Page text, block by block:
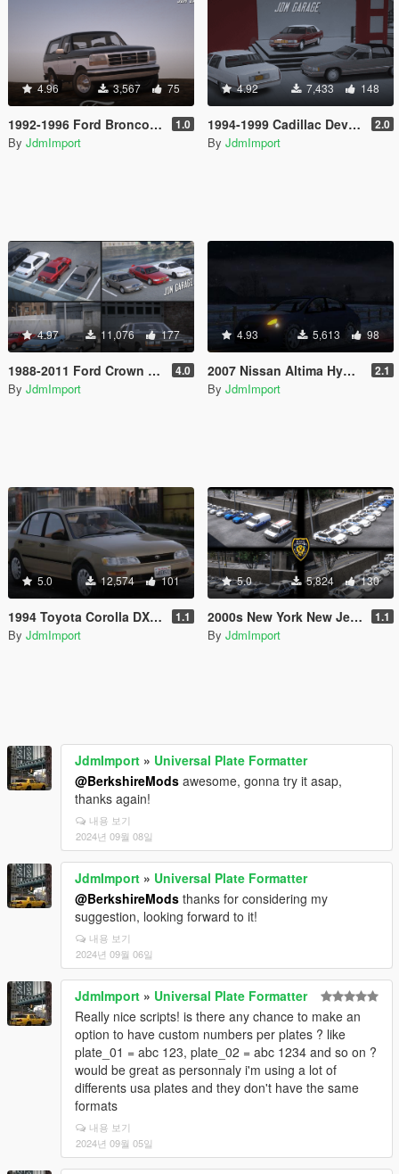
4.96 3,567 75
1992-1996 Ford Bronco XLT [ Add-On | Extras | Tuning | VehFuncsV | LODs ] 1.0
By JdmImport
4.92 7,433 148
1994-1999 Cadillac Deville Minipack [ Add-On | Extras | Tuning | VehFuncsV | LODs ] 2.0
By JdmImport
4.97 11,076 177
1988-2011 Ford Crown Victoria LTD/LX/PI/LWB [ Add-on | Extras | Tuning | Wheels | VehFuncsV | Lods ] 4.0
By JdmImport
4.93 5,613 98
2007 Nissan Altima Hybrid/3.5 SE Minipack [Add-On / Replace | LODs] 2.1
By JdmImport
5.0 12,574 101
1994 Toyota Corolla DX Us-Spec [Add-On | Replace | VehFuncsV | Extras | LODs] 1.1
By JdmImport
5.0 5,824 130
2000s New York New Jersey Based Emergency Pack Beta [ Add-On | VehfuncsV | LODs | NYPD | FDNY | MTA | NYSP | TBTA | NYHP ] 1.1
By JdmImport
JdmImport » Universal Plate Formatter
@BerkshireMods awesome, gonna try it asap,
thanks again!
내용 보기
2024년 09월 08일
JdmImport » Universal Plate Formatter
@BerkshireMods thanks for considering my
suggestion, looking forward to it!
내용 보기
2024년 09월 06일
JdmImport » Universal Plate Formatter
Really nice scripts! is there any chance to make an
option to have custom numbers per plates ? like
plate_01 = abc 123, plate_02 = abc 1234 and so on ?
would be great as personnaly i'm using a lot of
differents usa plates and they don't have the same
formats
내용 보기
2024년 09월 05일